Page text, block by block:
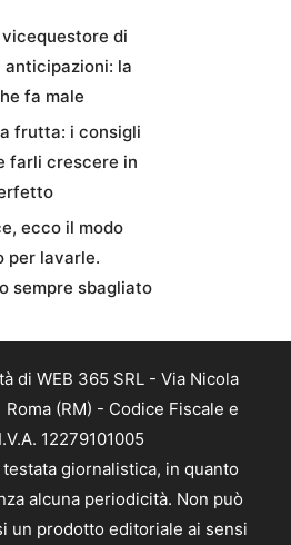
di
anticipazioni: la
fa male
frutta: i consigli
farli crescere in
ecco il modo
per lavarle.
sempre sbagliato
di WEB 365 SRL - Via Nicola
Roma (RM) - Codice Fiscale e
12279101005
giornalistica, in quanto
alcuna periodicità. Non può
un prodotto editoriale ai sensi